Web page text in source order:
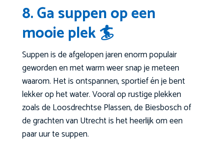
8. Ga suppen op een
mooie plek 🏄
Suppen is de afgelopen jaren enorm populair
geworden en met warm weer snap je meteen
waarom. Het is ontspannen, sportief én je bent
lekker op het water. Vooral op rustige plekken
zoals de Loosdrechtse Plassen, de Biesbosch of
de grachten van Utrecht is het heerlijk om een
paar uur te suppen.